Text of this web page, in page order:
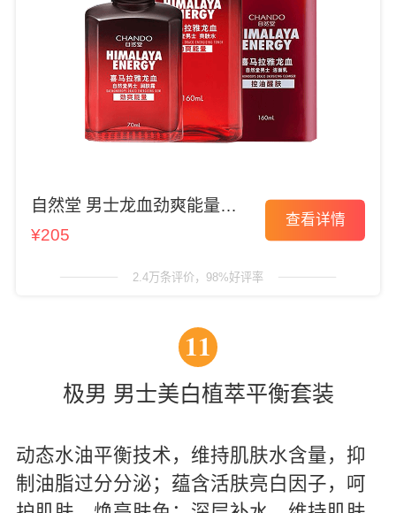
自然堂 男士龙血劲爽能量套
装
¥205
查看详情
2.4万条评价，98%好评率
11
极男 男士美白植萃平衡套装
动态水油平衡技术，维持肌肤水含量，抑
制油脂过分分泌；蕴含活肤亮白因子，呵